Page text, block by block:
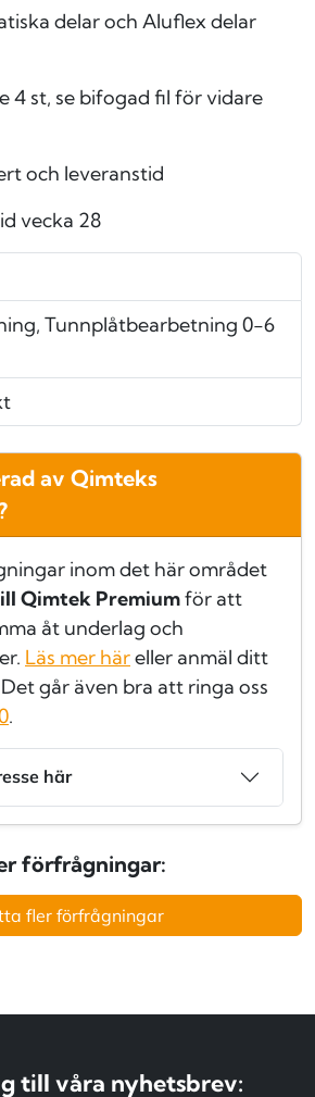
delar och Aluflex delar
4 st, se bifogad fil för vidare
och leveranstid
vecka 28
Tunnplåtbearbetning 0-6
av Qimteks
inom det här området
Qimtek Premiumför att
åt underlag och
Läs mer häreller anmäl ditt
går även bra att ringa oss
.
här
förfrågningar:
fler förfrågningar
till våra nyhetsbrev: